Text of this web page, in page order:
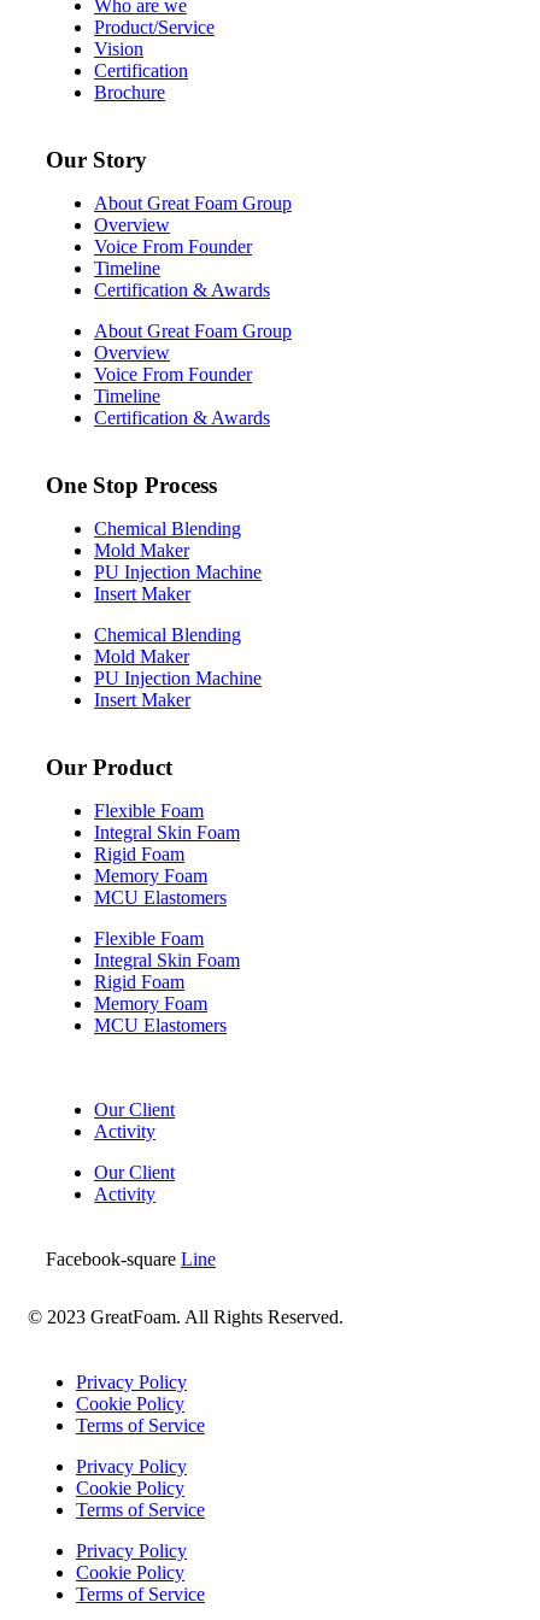
Who are we
Product/Service
Vision
Certification
Brochure
Our Story
About Great Foam Group
Overview
Voice From Founder
Timeline
Certification & Awards
About Great Foam Group
Overview
Voice From Founder
Timeline
Certification & Awards
One Stop Process
Chemical Blending
Mold Maker
PU Injection Machine
Insert Maker
Chemical Blending
Mold Maker
PU Injection Machine
Insert Maker
Our Product
Flexible Foam
Integral Skin Foam
Rigid Foam
Memory Foam
MCU Elastomers
Flexible Foam
Integral Skin Foam
Rigid Foam
Memory Foam
MCU Elastomers
Our Client
Activity
Our Client
Activity
Facebook-square Line
© 2023 GreatFoam. All Rights Reserved.
Privacy Policy
Cookie Policy
Terms of Service
Privacy Policy
Cookie Policy
Terms of Service
Privacy Policy
Cookie Policy
Terms of Service